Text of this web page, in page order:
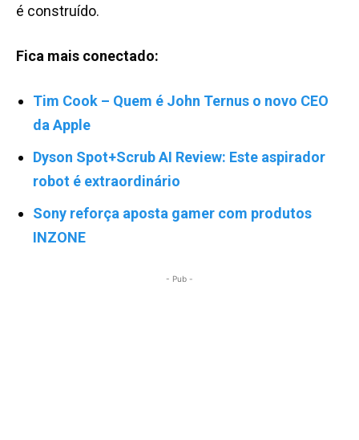
é construído.
Fica mais conectado:
Tim Cook – Quem é John Ternus o novo CEO
da Apple
Dyson Spot+Scrub AI Review: Este aspirador
robot é extraordinário
Sony reforça aposta gamer com produtos
INZONE
- Pub -